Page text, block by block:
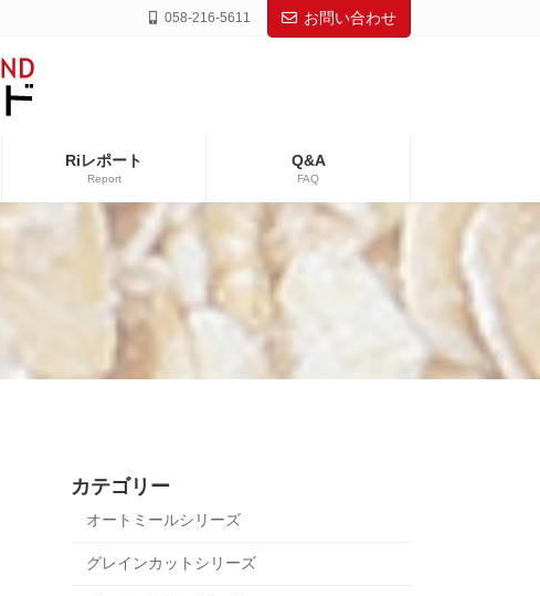
058-216-5611 お問い合わせ
Riレポート
Report
Q&A
FAQ
カテゴリー
オートミールシリーズ
グレインカットシリーズ